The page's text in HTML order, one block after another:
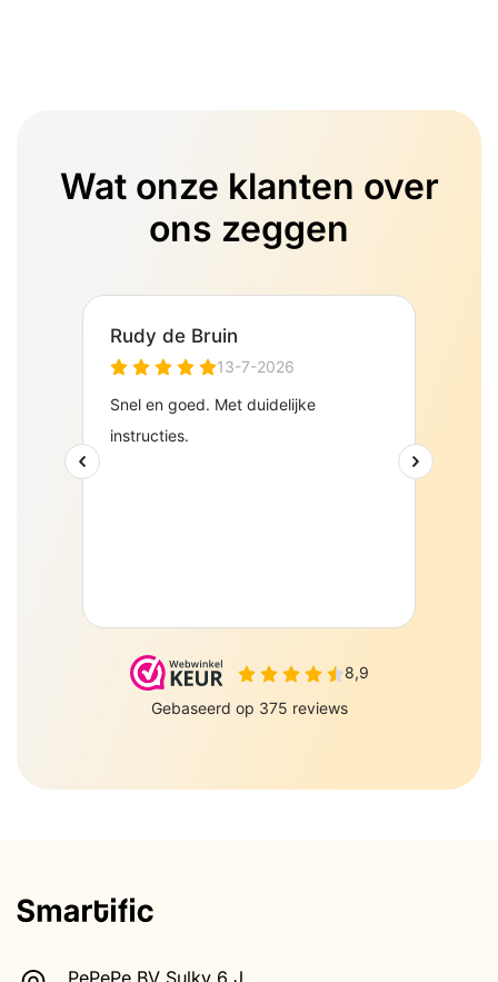
Wat onze klanten over
ons zeggen
PePePe BV Sulky 6 J